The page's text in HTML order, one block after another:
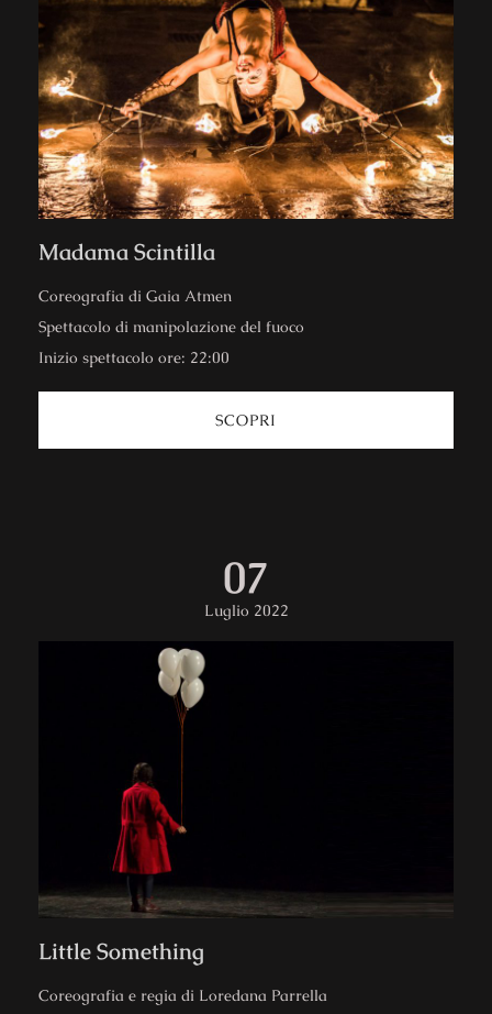
Madama Scintilla
Coreografia di Gaia Atmen
Spettacolo di manipolazione del fuoco
Inizio spettacolo ore: 22:00
SCOPRI
07
Luglio 2022
Little Something
Coreografia e regia di Loredana Parrella